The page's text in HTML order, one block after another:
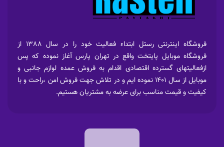
فروشگاه اینترنتی رستل ابتداء فعالیت خود را در سال 1388 از
فروشگاه موبایل پایتخت واقع در تهران پارس آغاز نموده که پس
ازفعالیتهای گسترده اقتصادی اقدام به فروش عمده لوازم جانبی و
موبایل از سال 1401 نموده ایم و در تلاش جهت فروش امن ،راحت و با
کیفیت و قیمت مناسب برای عرضه به مشتریان هستیم.